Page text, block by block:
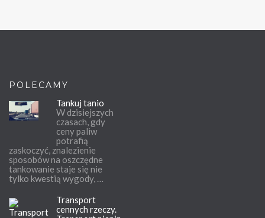
POLECAMY
Tankuj tanio
W dzisiejszych
czasach, gdy
ceny paliw
potrafią
zaskoczyć, znalezienie
sposobów na oszczędne
tankowanie staje się nie
tylko kwestią wygody, …
Transport
cennych rzeczy.